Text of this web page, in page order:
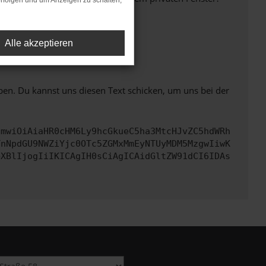
mehr unterstützt werden.
Du kannst uns diesen Text schicken, um uns bei der
Alle akzeptieren